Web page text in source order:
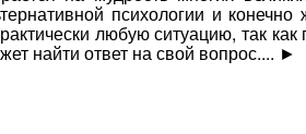
психологии и
любую ситуацию, так
найти ответ на свой вопрос.... ►